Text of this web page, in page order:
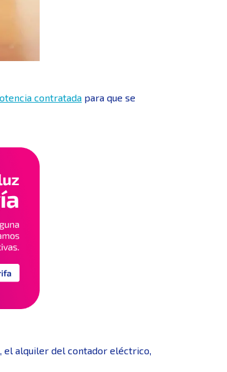
contratada para que se
el alquiler del contador eléctrico,